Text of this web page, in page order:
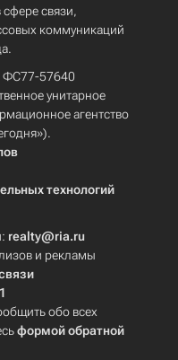
связи,
коммуникаций
ФС77-57640
унитарное
агентство
технологий
realty@ria.ru
и рекламы
обо всех
формой обратной